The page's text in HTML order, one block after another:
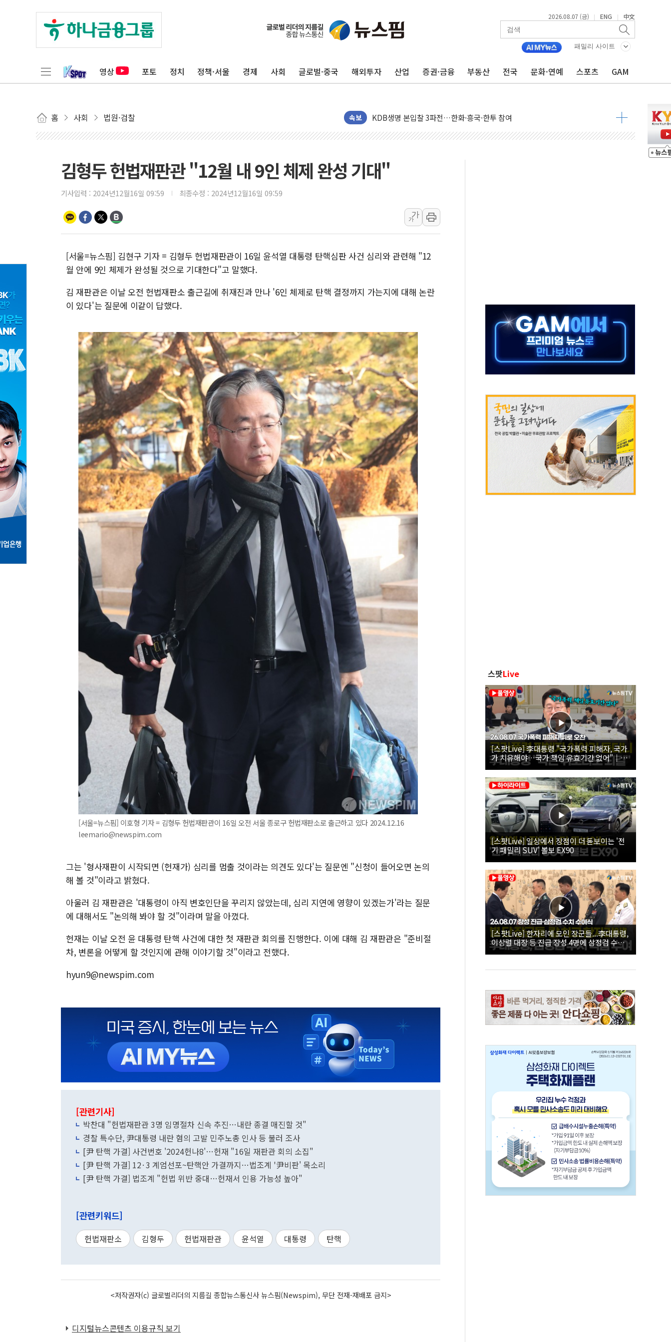
2026.08.07 (금) | ENG | 中文
패밀리 사이트
영상 포토 정치 정책·서울 경제 사회 글로벌·중국 해외투자 산업 증권·금융 부동산 전국 문화·연예 스포츠 GAM
홈 사회 법원·검찰 속보
1순위보다 낮은 특별공급 경쟁률… 실수요자 관심
컴투스 '제우스: 오만의 신' 26일 출시, 유저의 캐릭터가 AI로 플레이한다
서울 재건축·재개발 정상화시 5년 내 9만가구 순증...이주 대란도 제한적
[인사] 공정거래위원회
반도체공학회 "R&D직 주 52시간제 개선해야…기술격차 확대 막아야"
카카오, 2026년 임금협약 타결…연봉 6.3% 인상
[르포] 육군, 2031년까지 3개 보급단 '1등급 스마트 물류센터' 전환
송도 신축 아파트서 외벽 테라스 떨어져…SK에코플랜트 "전수 조사"
"호남 없이 민주 당권 없다"...송영길·정청래·김민석, 호남 경선 앞두고 총력전
SK하이닉스, 주주환원 속도…"3분기 추가 방안 발표"
'무순위' 기회 왔다…신길·노량진·장위 서울 알짜 단지 주목
野 의원 42명, '사관학교 통합' 규탄 결의안 발의…이준석·한동훈 동참
현대해상, 유튜브 양육 콘텐츠 '소셜아이어워드' 대상 수상
[컨콜] 롯데케미칼, "LPG 투입 비중 37%…하반기 확대 추진"
김형두 헌법재판관 "12월 내 9인 체제 완성 기대"
기사입력 : 2024년12월16일 09:59 최종수정 : 2024년12월16일 09:59
가
가
[서울=뉴스핌] 김현구 기자 = 김형두 헌법재판관이 16일 윤석열 대통령 탄핵심판 사건 심리와 관련해 "12
월 안에 9인 체제가 완성될 것으로 기대한다"고 말했다.
김 재판관은 이날 오전 헌법재판소 출근길에 취재진과 만나 '6인 체제로 탄핵 결정까지 가는지에 대해 논란
이 있다'는 질문에 이같이 답했다.
[서울=뉴스핌] 이호형 기자 = 김형두 헌법재판관이 16일 오전 서울 종로구 헌법재판소로 출근하고 있다 2024.12.16
leemario@newspim.com
그는 '형사재판이 시작되면 (헌재가) 심리를 멈출 것이라는 의견도 있다'는 질문엔 "신청이 들어오면 논의
해 볼 것"이라고 밝혔다.
아울러 김 재판관은 '대통령이 아직 변호인단을 꾸리지 않았는데, 심리 지연에 영향이 있겠는가'라는 질문
에 대해서도 "논의해 봐야 할 것"이라며 말을 아꼈다.
헌재는 이날 오전 윤 대통령 탄핵 사건에 대한 첫 재판관 회의를 진행한다. 이에 대해 김 재판관은 "준비절
차, 변론을 어떻게 할 것인지에 관해 이야기할 것"이라고 전했다.
hyun9@newspim.com
[관련기사]
박찬대 "헌법재판관 3명 임명절차 신속 추진…내란 종결 매진할 것"
경찰 특수단, 尹대통령 내란 혐의 고발 민주노총 인사 등 불러 조사
[尹 탄핵 가결] 사건번호 '2024헌나8'…헌재 "16일 재판관 회의 소집"
[尹 탄핵 가결] 12·3 계엄선포~탄핵안 가결까지…법조계 '尹비판' 목소리
[尹 탄핵 가결] 법조계 "헌법 위반 중대…헌재서 인용 가능성 높아"
[관련키워드]
헌법재판소 김형두 헌법재판관 윤석열 대통령 탄핵
<저작권자(c) 글로벌리더의 지름길 종합뉴스통신사 뉴스핌(Newspim), 무단 전재-재배포 금지>
디지털뉴스콘텐츠 이용규칙 보기
스팟Live
[스팟Live] 李대통령 "국가폭력 피해자, 국가
가 치유해야…국가 책임 유효기간 없어"｜
26.08.07 국가폭력 피해자 위로 오찬
[스팟Live] 일상에서 장점이 더 돋보이는 '전
기 패밀리 SUV' 볼보 EX90
[스팟Live] 한자리에 모인 장군들...李대통령,
이상렬 대장 등 진급 장성 4명에 삼정검 수치
직접 수여｜26.08.07 장성 진급·삼정검 수치